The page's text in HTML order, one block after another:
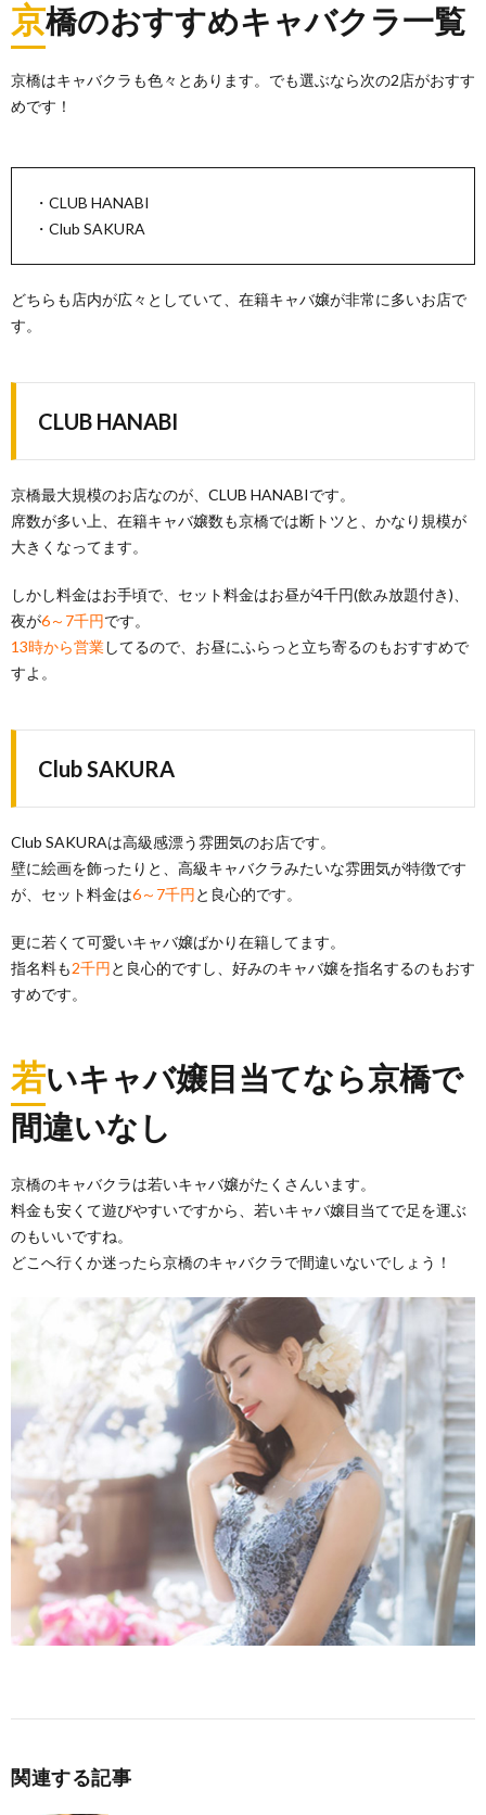
京橋のおすすめキャバクラ一覧
京橋はキャバクラも色々とあります。でも選ぶなら次の2店がおすす
めです！
・CLUB HANABI
・Club SAKURA
どちらも店内が広々としていて、在籍キャバ嬢が非常に多いお店で
す。
CLUB HANABI
京橋最大規模のお店なのが、CLUB HANABIです。
席数が多い上、在籍キャバ嬢数も京橋では断トツと、かなり規模が
大きくなってます。
しかし料金はお手頃で、セット料金はお昼が4千円(飲み放題付き)、
夜が6～7千円です。
13時から営業してるので、お昼にふらっと立ち寄るのもおすすめで
すよ。
Club SAKURA
Club SAKURAは高級感漂う雰囲気のお店です。
壁に絵画を飾ったりと、高級キャバクラみたいな雰囲気が特徴です
が、セット料金は6～7千円と良心的です。
更に若くて可愛いキャバ嬢ばかり在籍してます。
指名料も2千円と良心的ですし、好みのキャバ嬢を指名するのもおす
すめです。
若いキャバ嬢目当てなら京橋で
間違いなし
京橋のキャバクラは若いキャバ嬢がたくさんいます。
料金も安くて遊びやすいですから、若いキャバ嬢目当てで足を運ぶ
のもいいですね。
どこへ行くか迷ったら京橋のキャバクラで間違いないでしょう！
関連する記事